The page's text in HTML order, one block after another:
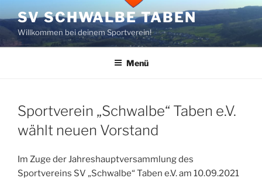
Inhalt
springen
SV SCHWALBE TABEN
Willkommen bei deinem Sportverein!
Menü
Sportverein „Schwalbe“ Taben e.V.
wählt neuen Vorstand
Im Zuge der Jahreshauptversammlung des
Sportvereins SV „Schwalbe“ Taben e.V. am 10.09.2021